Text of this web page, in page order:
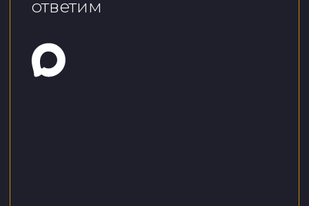
Индивидуальный
предприниматель